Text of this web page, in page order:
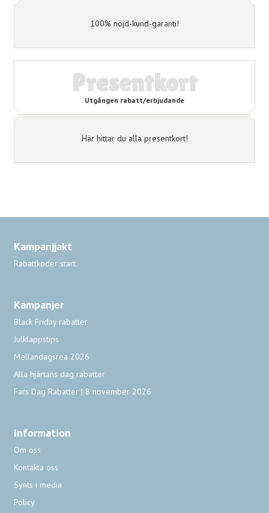
100% nöjd-kund-garanti!
Presentkort
Utgången rabatt/erbjudande
Här hittar du alla presentkort!
Kampanjjakt
Rabattkoder start
Kampanjer
Black Friday rabatter
Julklappstips
Mellandagsrea 2026
Alla hjärtans dag rabatter
Fars Dag Rabatter | 8 november 2026
Information
Om oss
Kontakta oss
Synts i media
Policy